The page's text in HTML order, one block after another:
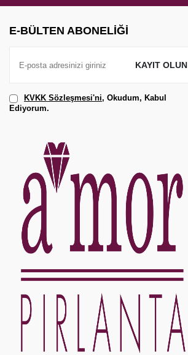
E-BÜLTEN ABONELIĞI
KAYIT OLUN
KVKK Sözleşmesi'ni, Okudum, Kabul
Ediyorum.